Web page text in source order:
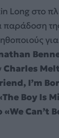
Long στο
παράδοση
Charles
I’m
Boy Is
«We Can’t